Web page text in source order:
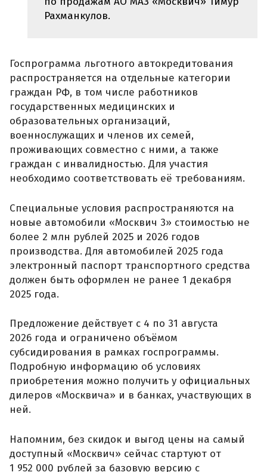
Рахманкулов.
Госпрограмма льготного автокредитования
распространяется на отдельные категории
граждан РФ, в том числе работников
государственных медицинских и
образовательных организаций,
военнослужащих и членов их семей,
проживающих совместно с ними, а также
граждан с инвалидностью. Для участия
необходимо соответствовать её требованиям.
Специальные условия распространяются на
новые автомобили «Москвич 3» стоимостью не
более 2 млн рублей 2025 и 2026 годов
производства. Для автомобилей 2025 года
электронный паспорт транспортного средства
должен быть оформлен не ранее 1 декабря
2025 года.
Предложение действует с 4 по 31 августа
2026 года и ограничено объёмом
субсидирования в рамках госпрограммы.
Подробную информацию об условиях
приобретения можно получить у официальных
дилеров «Москвича» и в банках, участвующих в
ней.
Напомним, без скидок и выгод цены на самый
доступный «Москвич» сейчас стартуют от
1 952 000 рублей за базовую версию с